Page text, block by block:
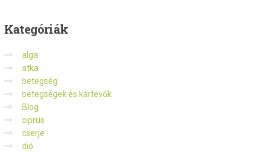
Kategóriák
alga
atka
betegség
betegségek és kártevők
Blog
ciprus
cserje
dió